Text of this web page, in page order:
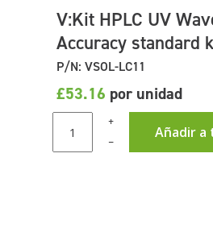
V:Kit HPLC UV
Accuracy standard
P/N: VSOL-LC11
£53.16 por unidad
+
Añadir a
–